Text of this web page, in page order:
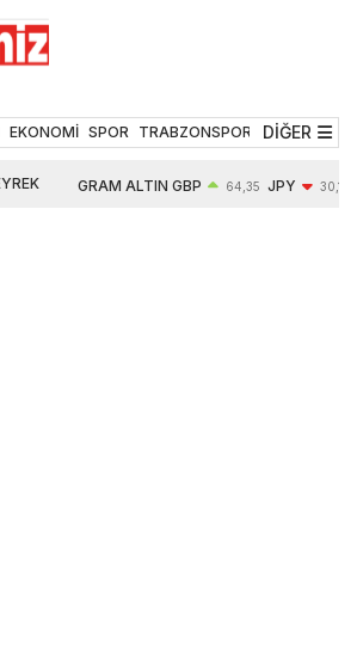
EKONOMİ SPOR TRABZONSPOR TEKNOLOJİ
DİĞER
GRAM ALTIN GBP 64,35 JPY 30,19